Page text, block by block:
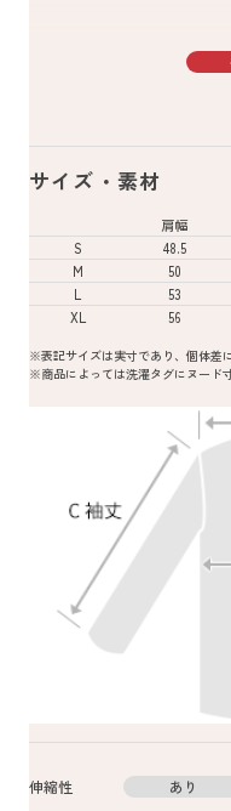
サイズ・素材
肩幅
S
48.5
M
50
L
53
XL
56
※表記サイズは実寸であり、個体差
※商品によっては洗濯タグにヌード
伸縮性 あり